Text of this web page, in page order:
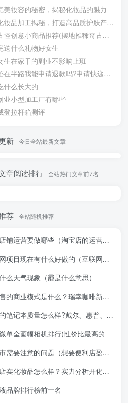
美妆容的秘密，揭秘化妆品的魅力
品加工揭秘，打造高品质护肤产品的关键之道
创意小商品推荐(摆地摊稀奇古怪玩具批发)
送什么礼物好女生
生在家干的副业不影响上班
半路我能申请退款吗?申请快递退款的方法
什么长大的
业小型加工厂有哪些
登拉杆箱测评
新 今日全站最新文章
章阅读排行 全站热门文章前7名
荐 全站随机推荐
铺运营要做哪些（淘宝店的运营流程）
目现在有什么好做的（互联网成本低的轻创业项目）
么天气现象（霾是什么意思）
商业模式是什么？瑞幸咖啡新零售模式的好处
记本质量怎么样?戴尔、惠普、宏碁三品牌的笔记本电脑
全画幅相机排行(性价比最高的微单相机排行榜)
要注意的问题（想要便利店盈利注重这五大细节）
化妆品怎么样？实力分析开化妆品店的理由
品牌排行榜前十名